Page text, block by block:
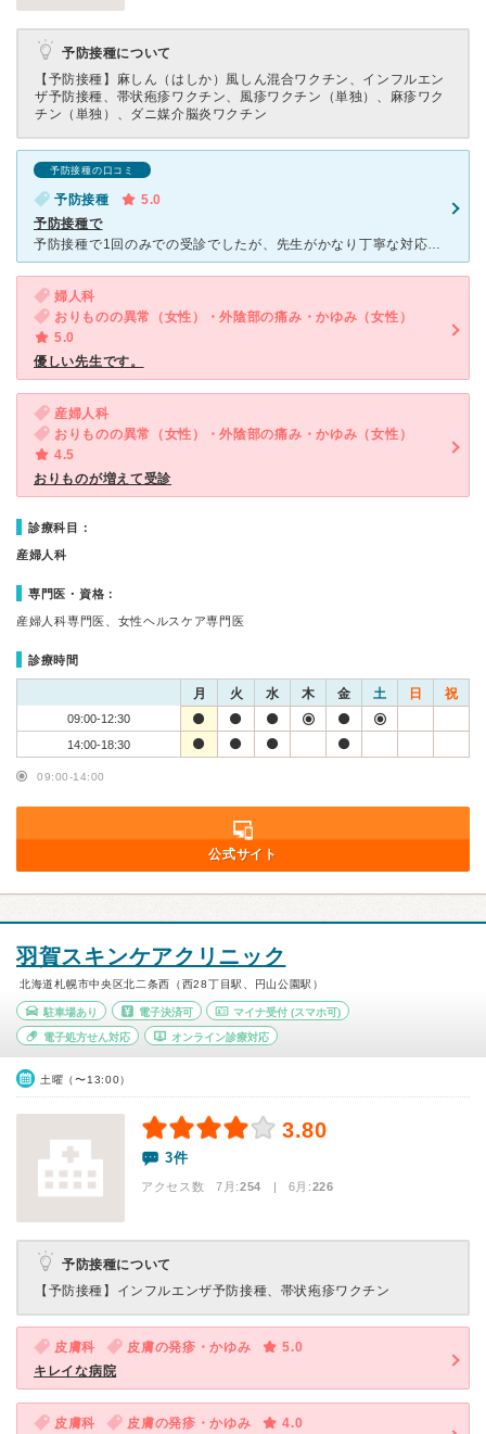
予防接種について
【予防接種】 麻しん（はしか）風しん混合ワクチン、インフルエン
ザ予防接種、帯状疱疹ワクチン、風疹ワクチン（単独）、麻疹ワク
チン（単独）、ダニ媒介脳炎ワクチン
予防接種の口コミ
予防接種
5.0
予防接種で
予防接種で1回のみでの受診でしたが、先生がかなり丁寧な対応でお話していただきました。 予約だったのでそんなに待つ事なく。 予約も電話する事なくLINEで予約でしたので、仕事している自分には助かりま
婦人科
おりものの異常（女性）・外陰部の痛み・かゆみ（女性）
5.0
優しい先生です。
産婦人科
おりものの異常（女性）・外陰部の痛み・かゆみ（女性）
4.5
おりものが増えて受診
診療科目：
産婦人科
専門医・資格：
産婦人科専門医、女性ヘルスケア専門医
診療時間
月 火 水 木 金 土 日 祝
09:00-12:30
14:00-18:30
09:00-14:00
公式サイト
羽賀スキンケアクリニック
北海道札幌市中央区北二条西（西28丁目駅、円山公園駅）
駐車場あり 電子決済可 マイナ受付 (スマホ可)
電子処方せん対応 オンライン診療対応
土曜（〜13:00）
3.80
3件
アクセス数 7月:254 | 6月:226
予防接種について
【予防接種】 インフルエンザ予防接種、帯状疱疹ワクチン
皮膚科 皮膚の発疹・かゆみ
5.0
キレイな病院
皮膚科 皮膚の発疹・かゆみ 4.0